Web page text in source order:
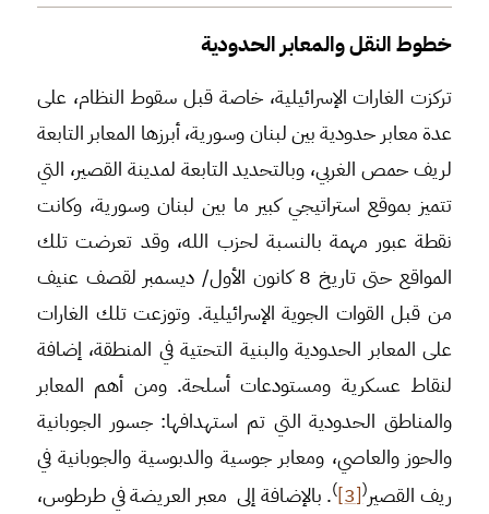
خطوط النقل والمعابر الحدودية
تركزت الغارات الإسرائيلية، خاصة قبل سقوط النظام، على
عدة معابر حدودية بين لبنان وسورية، أبرزها المعابر التابعة
لريف حمص الغربي، وبالتحديد التابعة لمدينة القصير، التي
تتميز بموقع استراتيجي كبير ما بين لبنان وسورية، وكانت
نقطة عبور مهمة بالنسبة لحزب الله، وقد تعرضت تلك
المواقع حتى تاريخ 8 كانون الأول/ ديسمبر لقصف عنيف
من قبل القوات الجوية الإسرائيلية. وتوزعت تلك الغارات
على المعابر الحدودية والبنية التحتية في المنطقة، إضافة
لنقاط عسكرية ومستودعات أسلحة. ومن أهم المعابر
والمناطق الحدودية التي تم استهدافها: جسور الجوبانية
والحوز والعاصي، ومعابر جوسية والدبوسية والجوبانية في
ريف القصير(
[3]
). بالإضافة إلى معبر العريضة في طرطوس،